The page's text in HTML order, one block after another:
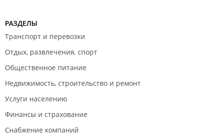
РАЗДЕЛЫ
Транспорт и перевозки
Отдых, развлечения, спорт
Общественное питание
Недвижимость, строительство и ремонт
Услуги населению
Финансы и страхование
Снабжение компаний